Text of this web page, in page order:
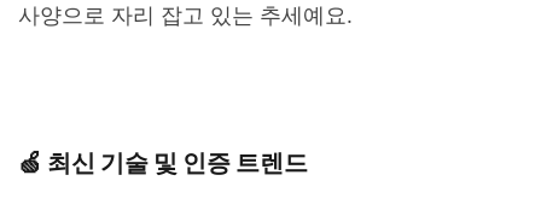
사양으로 자리 잡고 있는 추세예요.
🍏 최신 기술 및 인증 트렌드